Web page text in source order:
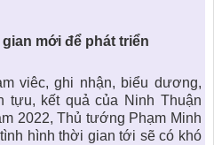
mới để phát triển
viêc, ghi nhận, biểu dương,
tựu, kết quả của Ninh Thuận
2022, Thủ tướng Phạm Minh
hình thời gian tới sẽ có khó